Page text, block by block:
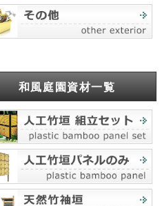
和風庭園資材一覧